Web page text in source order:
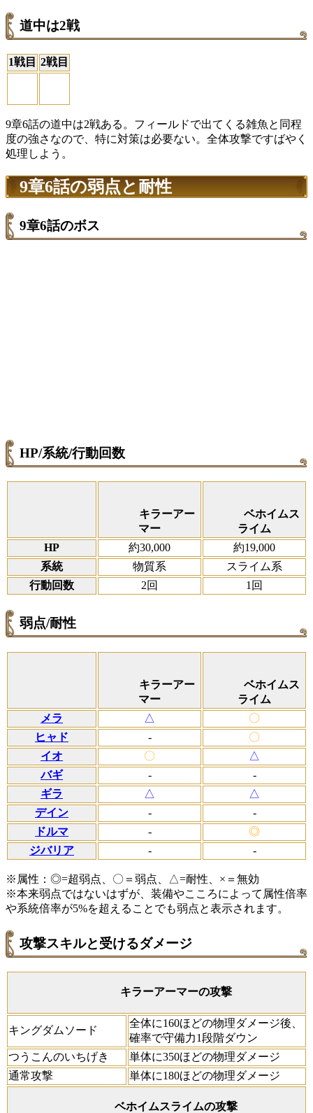
道中は2戦
1戦目 2戦目
9章6話の道中は2戦ある。フィールドで出てくる雑魚と同程
度の強さなので、特に対策は必要ない。全体攻撃ですばやく
処理しよう。
9章6話の弱点と耐性
9章6話のボス
HP/系統/行動回数
キラーアー
マー
ベホイムス
ライム
HP
約30,000
約19,000
系統
物質系
スライム系
行動回数
2回 1回
弱点/耐性
キラーアー
マー
ベホイムス
ライム
メラ
△
〇
ヒャド
-
〇
イオ
〇
△
バギ
-
-
ギラ
△
△
デイン
-
-
ドルマ
-
◎
ジバリア
- -
※属性：◎=超弱点、〇＝弱点、△=耐性、×＝無効
※本来弱点ではないはずが、装備やこころによって属性倍率
や系統倍率が5%を超えることでも弱点と表示されます。
攻撃スキルと受けるダメージ
キラーアーマーの攻撃
キングダムソード
全体に160ほどの物理ダメージ後、
確率で守備力1段階ダウン
つうこんのいちげき
単体に350ほどの物理ダメージ
通常攻撃
単体に180ほどの物理ダメージ
ベホイムスライムの攻撃